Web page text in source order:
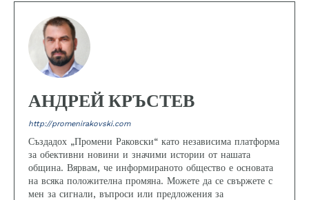
АНДРЕЙ КРЪСТЕВ
http://promenirakovski.com
Създадох „Промени Раковски“ като независима платформа
за обективни новини и значими истории от нашата
община. Вярвам, че информираното общество е основата
на всяка положителна промяна. Можете да се свържете с
мен за сигнали, въпроси или предложения за